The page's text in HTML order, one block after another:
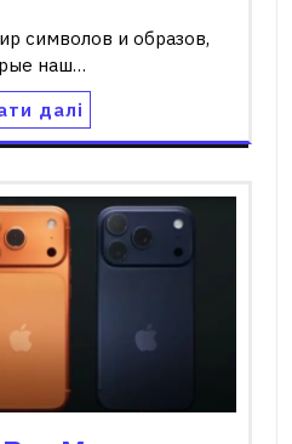
символов и образов,
наш…
далі